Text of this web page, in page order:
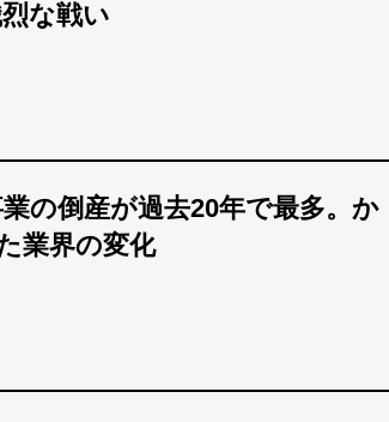
な戦い
の倒産が過去20年で最多。か
業界の変化